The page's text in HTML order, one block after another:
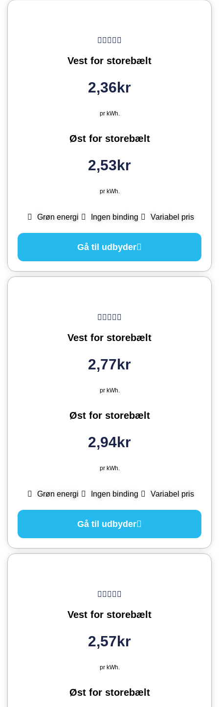
Vest for storebælt
2,36kr
pr kWh.
Øst for storebælt
2,53kr
pr kWh.
Grøn energi Ingen binding Variabel pris
Gå til udbyder
Vest for storebælt
2,77kr
pr kWh.
Øst for storebælt
2,94kr
pr kWh.
Grøn energi Ingen binding Variabel pris
Gå til udbyder
Vest for storebælt
2,57kr
pr kWh.
Øst for storebælt